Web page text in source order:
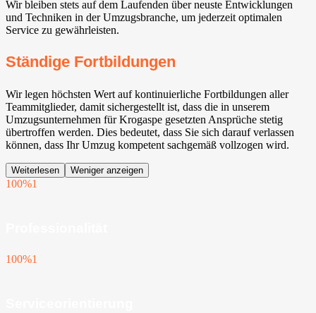
Wir bleiben stets auf dem Laufenden über neuste Entwicklungen
und Techniken in der Umzugsbranche, um jederzeit optimalen
Service zu gewährleisten.
Ständige Fortbildungen
Wir legen höchsten Wert auf kontinuierliche Fortbildungen aller
Teammitglieder, damit sichergestellt ist, dass die in unserem
Umzugsunternehmen für Krogaspe gesetzten Ansprüche stetig
übertroffen werden. Dies bedeutet, dass Sie sich darauf verlassen
können, dass Ihr Umzug kompetent sachgemäß vollzogen wird.
Weiterlesen Weniger anzeigen
100%1
100%1